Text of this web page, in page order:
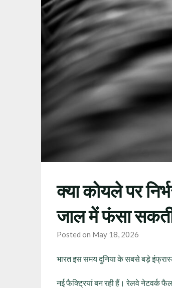
क्या कोयले पर
जाल में फंसा
Posted on May 18, 2026
भारत इस समय दुनिया के सबसे बड़े
नई फैक्ट्रियां बन रही हैं। रेलवे नेटवर्क